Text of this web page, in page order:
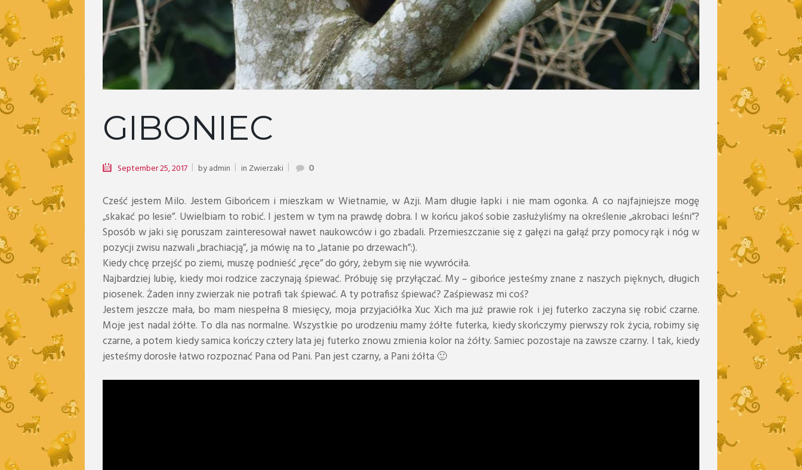
GIBONIEC
September 25, 2017 byadmin in Zwierzaki 0
Cześć jestem Milo. Jestem Gibońcem i mieszkam w Wietnamie, w Azji. Mam długie łapki i nie mam ogonka. A co najfajniejsze mogę
„skakać po lesie”. Uwielbiam to robić. I jestem w tym na prawdę dobra. I w końcu jakoś sobie zasłużyliśmy na określenie „akrobaci leśni”?
Sposób w jaki się poruszam zainteresował nawet naukowców i go zbadali. Przemieszczanie się z gałęzi na gałąź przy pomocy rąk i nóg w
pozycji zwisu nazwali „brachiacją”, ja mówię na to „latanie po drzewach”:).
Kiedy chcę przejść po ziemi, muszę podnieść „ręce” do góry, żebym się nie wywróciła.
Najbardziej lubię, kiedy moi rodzice zaczynają śpiewać. Próbuję się przyłączać. My – gibońce jesteśmy znane z naszych pięknych, długich
piosenek. Żaden inny zwierzak nie potrafi tak śpiewać. A ty potrafisz śpiewać? Zaśpiewasz mi coś?
Jestem jeszcze mała, bo mam niespełna 8 miesięcy, moja przyjaciółka Xuc Xich ma już prawie rok i jej futerko zaczyna się robić czarne.
Moje jest nadal żółte. To dla nas normalne. Wszystkie po urodzeniu mamy żółte futerka, kiedy skończymy pierwszy rok życia, robimy się
czarne, a potem kiedy samica kończy cztery lata jej futerko znowu zmienia kolor na żółty. Samiec pozostaje na zawsze czarny. I tak, kiedy
jesteśmy dorosłe łatwo rozpoznać Pana od Pani. Pan jest czarny, a Pani żółta 🙂